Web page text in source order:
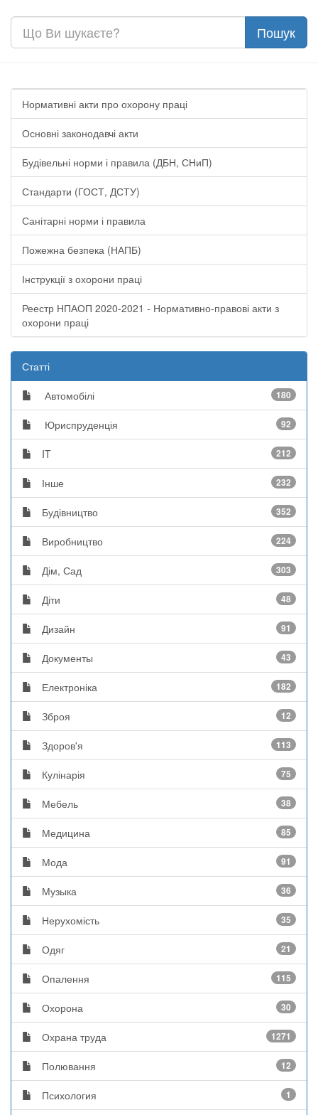
Нормативні акти про охорону праці
Основні законодавчі акти
Будівельні норми і правила (ДБН, СНиП)
Стандарти (ГОСТ, ДСТУ)
Санітарні норми і правила
Пожежна безпека (НАПБ)
Інструкції з охорони праці
Реестр НПАОП 2020-2021 - Нормативно-правові акти з
охорони праці
Статті
Автомобілі 180
Юриспруденція 92
IT 212
Інше 232
Будівництво 352
Виробництво 224
Дім, Сад 303
Діти 48
Дизайн 91
Документы 43
Електроніка 182
Зброя 12
Здоров'я 113
Кулінарія 75
Мебель 38
Медицина 85
Мода 91
Музыка 36
Нерухомість 35
Одяг 21
Опалення 115
Охорона 30
Охрана труда 1271
Полювання 12
Психология 1